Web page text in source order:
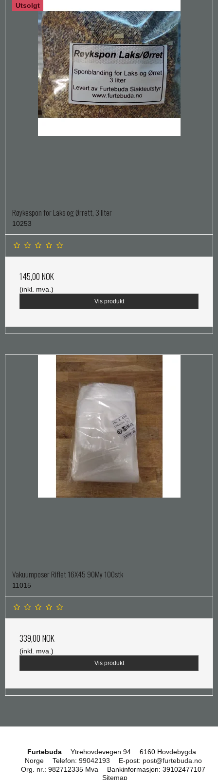
Utsolgt
Røykespon for Laks og Ørrett, 3 liter
10253
145,00 NOK
(inkl. mva.)
Vis produkt
Vakuumposer Riflet 16X45 90My 100stk
11015
339,00 NOK
(inkl. mva.)
Vis produkt
Furtebuda Ytrehovdevegen 94
6160 Hovdebygda
Norge
Telefon: 99042193 E-post: post@furtebuda.no
Org. nr. : 982712335 Mva Bankinformasjon: 39102477107
Sitemap